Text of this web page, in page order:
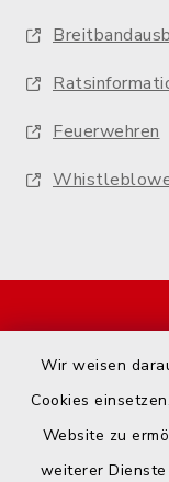
Wir weisen
Cookies
Website zu
weiterer
Feuerwehren